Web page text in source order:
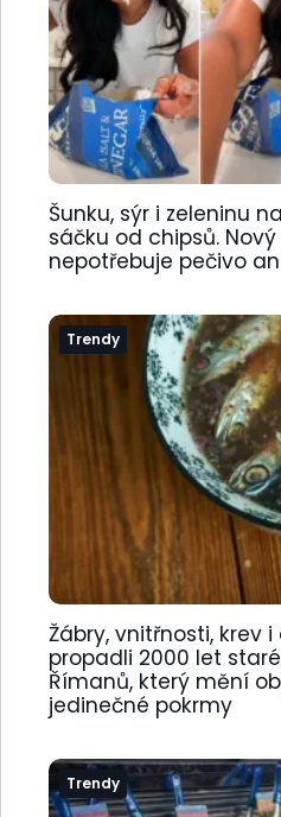
Šunku, sýr i zeleninu
sáčku od chipsů.
nepotřebuje pečivo
Trendy
Žábry, vnitřnosti, krev
propadli 2000 let
Římanů, který mění
jedinečné pokrmy
Trendy